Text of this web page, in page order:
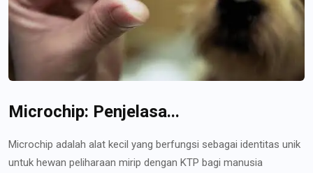
Microchip: Penjelasa...
Microchip adalah alat kecil yang berfungsi sebagai identitas unik
untuk hewan peliharaan mirip dengan KTP bagi manusia